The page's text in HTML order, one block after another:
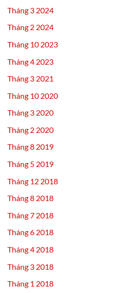
Tháng 3 2024
Tháng 2 2024
Tháng 10 2023
Tháng 4 2023
Tháng 3 2021
Tháng 10 2020
Tháng 3 2020
Tháng 2 2020
Tháng 8 2019
Tháng 5 2019
Tháng 12 2018
Tháng 8 2018
Tháng 7 2018
Tháng 6 2018
Tháng 4 2018
Tháng 3 2018
Tháng 1 2018